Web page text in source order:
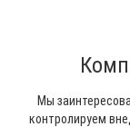
Мы
контролируем